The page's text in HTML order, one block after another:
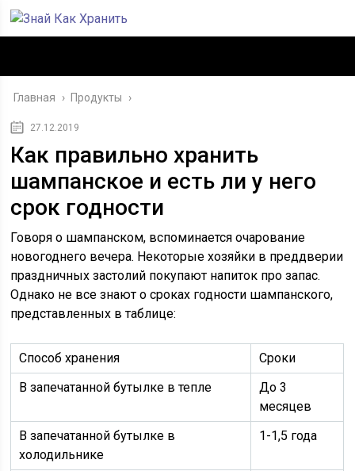
Главная › Продукты ›
27.12.2019
Как правильно хранить
шампанское и есть ли у него
срок годности
Говоря о шампанском, вспоминается очарование
новогоднего вечера. Некоторые хозяйки в преддверии
праздничных застолий покупают напиток про запас.
Однако не все знают о сроках годности шампанского,
представленных в таблице:
Способ хранения
Сроки
В запечатанной бутылке в тепле
До 3
месяцев
В запечатанной бутылке в
холодильнике
1-1,5 года